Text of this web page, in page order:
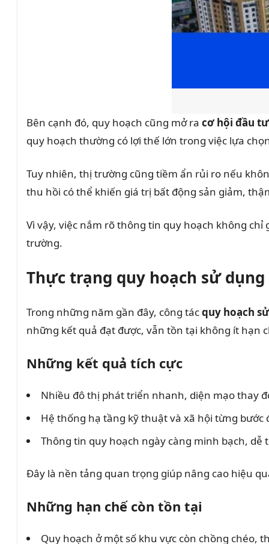
Bên cạnh đó, quy hoạch cũng mở ra cơ hội đầu
quy hoạch thường có lợi thế lớn trong việc lựa
Tuy nhiên, thị trường cũng tiềm ẩn rủi ro nếu
thu hồi có thể khiến giá trị bất động sản giảm,
Vì vậy, việc nắm rõ thông tin quy hoạch không
trường.
Thực trạng quy hoạch sử
Trong những năm gần đây, công tácquy hoạch
những kết quả đạt được, vẫn tồn tại không ít hạn
Những kết quả tích cực
Nhiều đô thị phát triển nhanh, diện mạo thay
Hệ thống hạ tầng kỹ thuật và xã hội từng bước
Thông tin quy hoạch ngày càng minh bạch, dễ
Đây là nền tảng quan trọng giúp nâng cao hiệu
Những hạn chế còn tồn tại
Quy hoạch ở một số khu vực còn chồng chéo,